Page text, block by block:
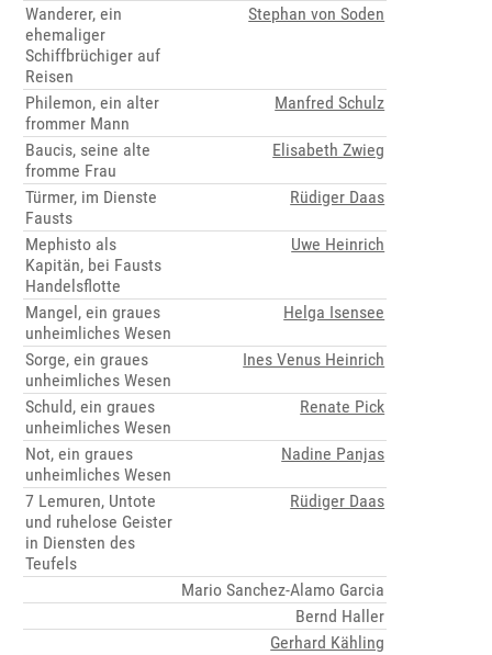
Wanderer, ein
ehemaliger
Schiffbrüchiger auf
Reisen
Stephan von Soden
Philemon, ein alter
frommer Mann
Manfred Schulz
Baucis, seine alte
fromme Frau
Elisabeth Zwieg
Türmer, im Dienste
Fausts
Rüdiger Daas
Mephisto als
Kapitän, bei Fausts
Handelsflotte
Uwe Heinrich
Mangel, ein graues
unheimliches Wesen
Helga Isensee
Sorge, ein graues
unheimliches Wesen
Ines Venus Heinrich
Schuld, ein graues
unheimliches Wesen
Renate Pick
Not, ein graues
unheimliches Wesen
Nadine Panjas
7 Lemuren, Untote
und ruhelose Geister
in Diensten des
Teufels
Rüdiger Daas
Mario Sanchez-Alamo Garcia
Bernd Haller
Gerhard Kähling